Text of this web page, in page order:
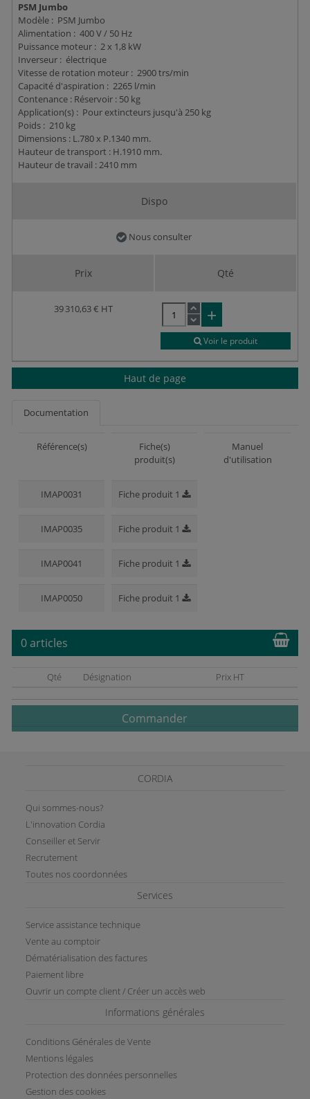
PSM Jumbo
Modèle : PSM Jumbo
Alimentation : 400 V / 50 Hz
Puissance moteur : 2 x 1,8 kW
Inverseur : électrique
Vitesse de rotation moteur : 2900 trs/min
Capacité d'aspiration : 2265 l/min
Contenance : Réservoir : 50 kg
Application(s) : Pour extincteurs jusqu'à 250 kg
Poids : 210 kg
Dimensions : L.780 x P.1340 mm.
Hauteur de transport : H.1910 mm.
Hauteur de travail : 2410 mm
Dispo
Nous consulter
Prix
39 310,63 € HT
Qté
Voir le produit
Haut de page
Documentation
Référence(s)
Fiche(s)
produit(s)
Manuel
d'utilisation
IMAP0031 Fiche produit 1
IMAP0035 Fiche produit 1
IMAP0041 Fiche produit 1
IMAP0050 Fiche produit 1
0 articles
Qté Désignation Prix HT
Commander
CORDIA
Qui sommes-nous?
L'innovation Cordia
Conseiller et Servir
Recrutement
Toutes nos coordonnées
Services
Service assistance technique
Vente au comptoir
Dématérialisation des factures
Paiement libre
Ouvrir un compte client / Créer un accès web
Informations générales
Conditions Générales de Vente
Mentions légales
Protection des données personnelles
Gestion des cookies